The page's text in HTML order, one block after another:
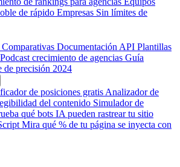
de rápido Empresas Sin límites de
Comparativas Documentación API Plantillas
Podcast crecimiento de agencias Guía
de precisión 2024
de posiciones gratis Analizador de
del contenido Simulador de
qué bots IA pueden rastrear tu sitio
Mira qué % de tu página se inyecta con